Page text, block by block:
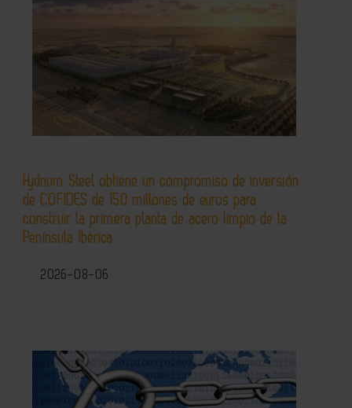
Hydnum Steel obtiene un compromiso de inversión
de COFIDES de 150 millones de euros para
construir la primera planta de acero limpio de la
Península Ibérica
2026-08-06